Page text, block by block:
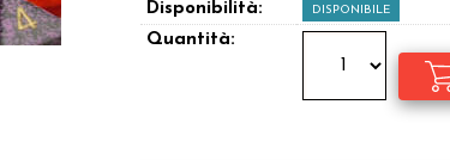
Disponibilità:
DISPONIBILE
Quantità: